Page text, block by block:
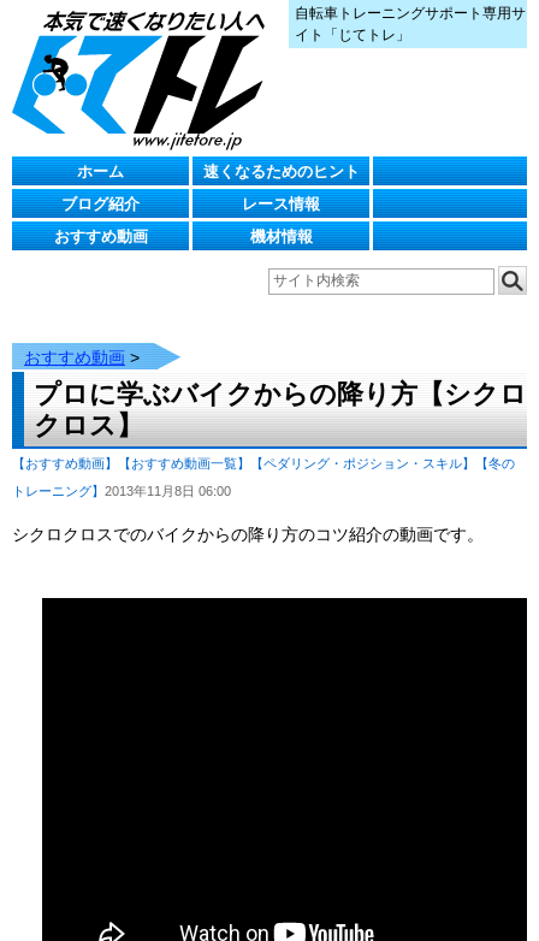
自転車トレーニングサポート専用サ
イト「じてトレ」
ホーム
速くなるためのヒント
ブログ紹介
レース情報
おすすめ動画
機材情報
おすすめ動画 >
プロに学ぶバイクからの降り方【シクロ
クロス】
【おすすめ動画】 【おすすめ動画一覧】 【ペダリング・ポジション・スキル】
【冬の
トレーニング】 2013年11月8日 06:00
シクロクロスでのバイクからの降り方のコツ紹介の動画です。